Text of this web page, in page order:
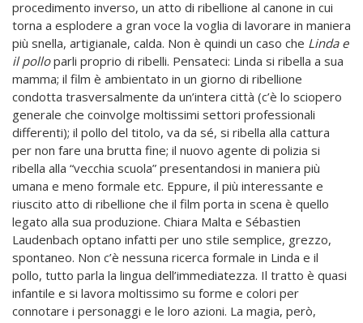
procedimento inverso, un atto di ribellione al canone in cui
torna a esplodere a gran voce la voglia di lavorare in maniera
più snella, artigianale, calda. Non è quindi un caso che Linda e
il polloparli proprio di ribelli. Pensateci: Linda si ribella a sua
mamma; il film è ambientato in un giorno di ribellione
condotta trasversalmente da un’intera città (c’è lo sciopero
generale che coinvolge moltissimi settori professionali
differenti); il pollo del titolo, va da sé, si ribella alla cattura
per non fare una brutta fine; il nuovo agente di polizia si
ribella alla “vecchia scuola” presentandosi in maniera più
umana e meno formale etc. Eppure, il più interessante e
riuscito atto di ribellione che il film porta in scena è quello
legato alla sua produzione. Chiara Malta e Sébastien
Laudenbach optano infatti per uno stile semplice, grezzo,
spontaneo. Non c’è nessuna ricerca formale in Linda e il
pollo, tutto parla la lingua dell’immediatezza. Il tratto è quasi
infantile e si lavora moltissimo su forme e colori per
connotare i personaggi e le loro azioni. La magia, però,